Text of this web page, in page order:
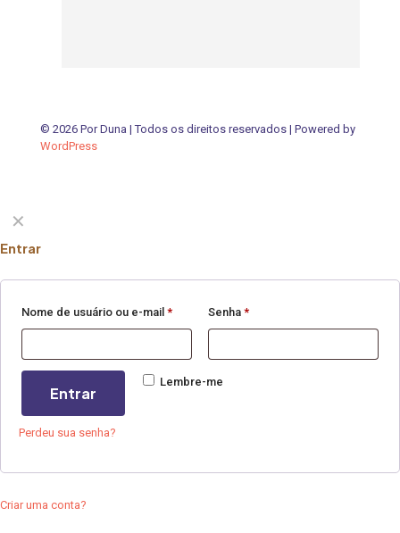
© 2026 Por Duna | Todos os direitos reservados | Powered by
WordPress
✕
Entrar
Nome de usuário ou e-mail * Senha*
Lembre-me
Entrar
Perdeu sua senha?
Criar uma conta?